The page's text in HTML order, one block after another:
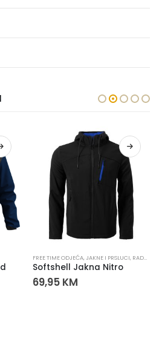
FREE TIME ODJEĆA,JAKNE I PRSLUCI, RADNA ODJEĆA
Softshell Jakna Nitro
69,95 KM